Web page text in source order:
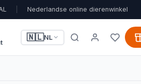
Nederlandse online dierenwinkel
🇳🇱NL